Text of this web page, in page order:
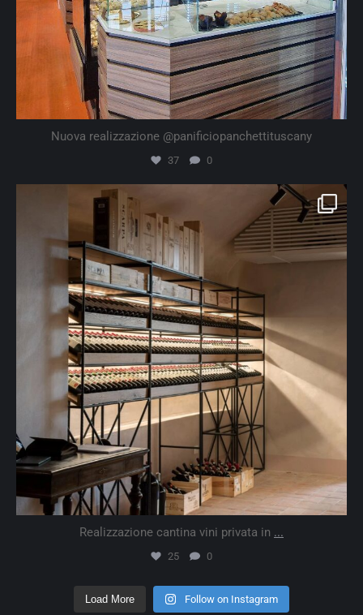
Nuova realizzazione @panificiopanchettituscany
37 0
Realizzazione cantina vini privata in ...
25 0
Load More Follow on Instagram